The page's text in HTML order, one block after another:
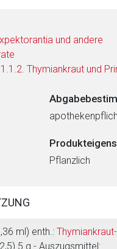
und andere
Thymiankraut und
Pflanzlich
ml) enth.: Thymiankraut-
5 g - Auszugsmittel: